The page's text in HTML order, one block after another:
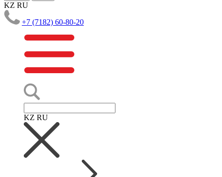
KZ RU
+7 (7182) 60-80-20
KZ RU